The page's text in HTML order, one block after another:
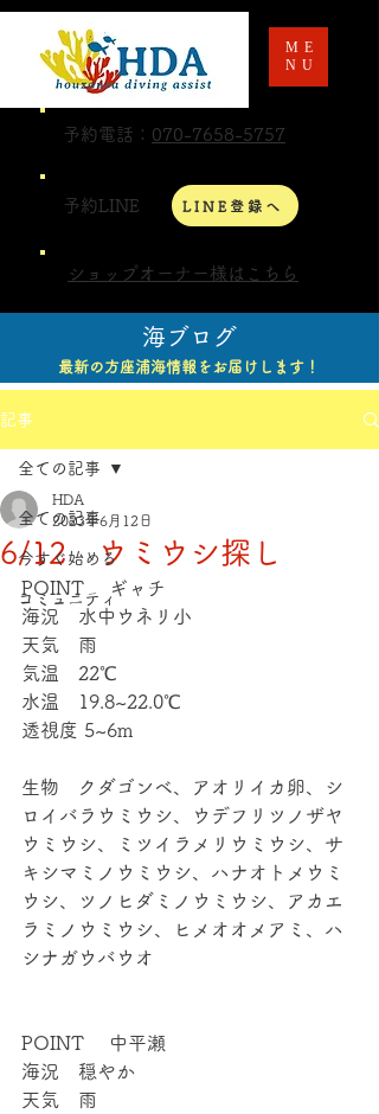
予約電話： 070-7658-5757
予約LINE LINE登録へ
ショップオーナー様はこちら
ME
NU
海ブログ
最新の方座浦海情報をお届けします！
記事
全ての記事
今すぐ始める
コミュニティ
全ての記事
6/12 ウミウシ探し
HDA
2023年6月12日
POINT 　ギャチ
海況　水中ウネリ小
天気　雨
気温　22℃
水温　19.8~22.0℃
透視度 5~6m
生物　クダゴンベ、アオリイカ卵、シ
ロイバラウミウシ、ウデフリツノザヤ
ウミウシ、ミツイラメリウミウシ、サ
キシマミノウミウシ、ハナオトメウミ
ウシ、ツノヒダミノウミウシ、アカエ
ラミノウミウシ、ヒメオオメアミ、ハ
シナガウバウオ
POINT 　中平瀬
海況　穏やか
天気　雨